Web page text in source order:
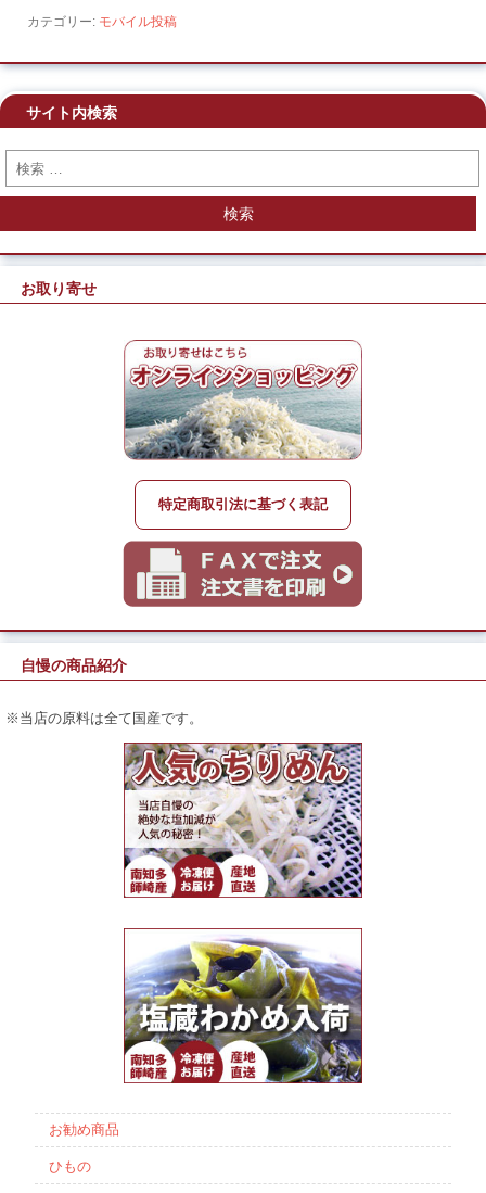
カテゴリー: モバイル投稿
サイト内検索
検索
お取り寄せ
特定商取引法に基づく表記
自慢の商品紹介
※当店の原料は全て国産です。
お勧め商品
ひもの